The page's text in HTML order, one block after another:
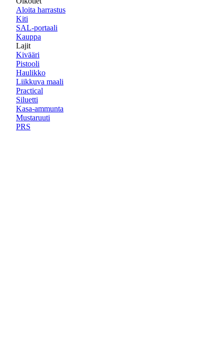
Aloita harrastus
Kiti
SAL-portaali
Kauppa
Lajit
Kivääri
Pistooli
Haulikko
Liikkuva maali
Practical
Siluetti
Kasa-ammunta
Mustaruuti
PRS